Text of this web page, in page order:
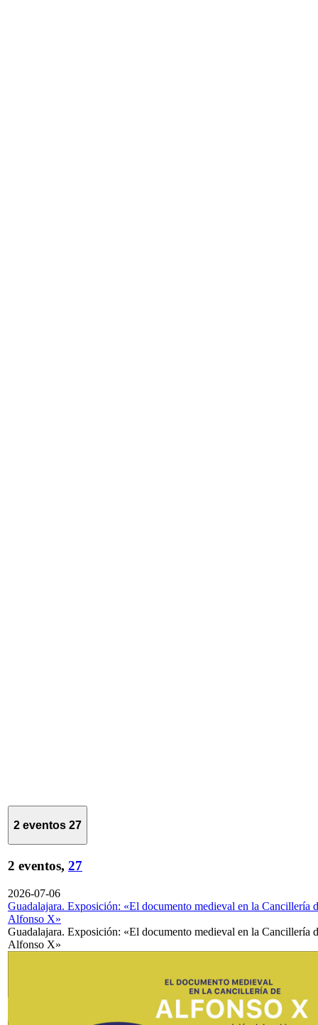
2 eventos 27
2 eventos, 27
2026-07-06
Guadalajara. Exposición: «El documento medieval en la Cancillería
Alfonso X»
Guadalajara. Exposición: «El documento medieval en la Cancillería
Alfonso X»